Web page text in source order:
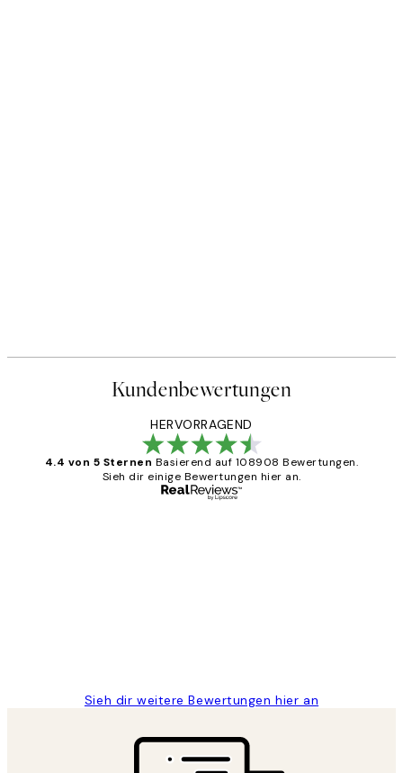
Kundenbewertungen
HERVORRAGEND
4.4 von 5 Sternen Basierend auf 108908 Bewertungen.
Sieh dir einige Bewertungen hier an.
Sieh dir weitere Bewertungen hier an